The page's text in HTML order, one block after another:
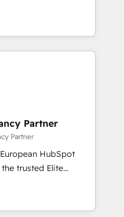
and 2,000+
across marketing,
that can help you
your teams to
and improve user
results.
optimising your
🌐 Website design
HubSpot
your teams to be
services using
process for
& Platform
500 businesses to
Partner
Partner
HubSpot
you a roadmap on
Commercial
processes, we